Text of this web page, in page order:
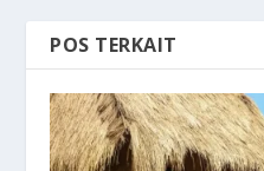
POS TERKAIT